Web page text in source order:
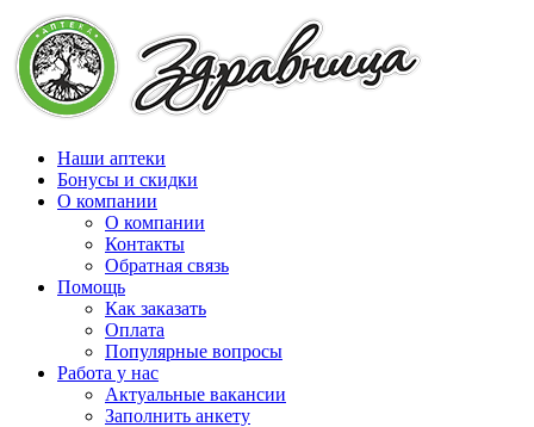
Наши аптеки
Бонусы и скидки
О компании
О компании
Контакты
Обратная связь
Помощь
Как заказать
Оплата
Популярные вопросы
Работа у нас
Актуальные вакансии
Заполнить анкету